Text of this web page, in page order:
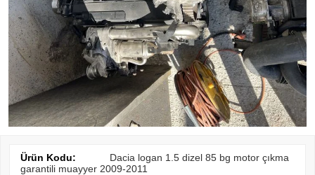
Ürün Kodu:
Dacia logan 1.5 dizel 85 bg motor çıkma
garantili muayyer 2009-2011